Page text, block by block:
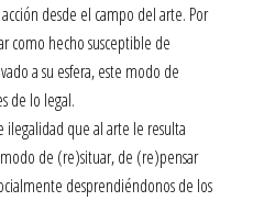
desde el campo del arte. Por
como hecho susceptible de
a su esfera, este modo de
de lo legal.
ilegalidad que al arte le resulta
de (re)situar, de (re)pensar
desprendiéndonos de los